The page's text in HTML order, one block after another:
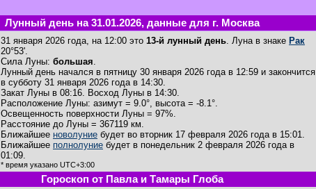
Лунный день на 31.01.2026, данные для г. Москва
31 января 2026 года, на 12:00 это 13-й лунный день. Луна в знаке Рак
20°53'.
Сила Луны: большая.
Лунный день начался в пятницу 30 января 2026 года в 12:59 и закончится
в субботу 31 января 2026 года в 14:30.
Закат Луны в 08:16. Восход Луны в 14:30.
Расположение Луны: азимут = 9.0°, высота = -8.1°.
Освещенность поверхности Луны = 97%.
Расстояние до Луны = 367119 км.
Ближайшее новолуние будет во вторник 17 февраля 2026 года в 15:01.
Ближайшее полнолуние будет в понедельник 2 февраля 2026 года в
01:09.
* время указано UTC+3:00
Гороскоп от Павла и Тамары Глоба